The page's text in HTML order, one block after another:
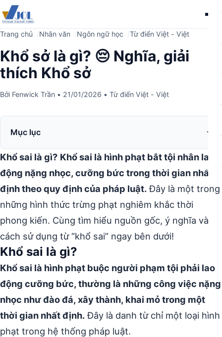
Trang chủ Nhân văn Ngôn ngữ học Từ điển Việt - Việt
Khổ sở là gì? 😔 Nghĩa, giải
thích Khổ sở
Bởi Fenwick Trần • 21/01/2026 • Từ điển Việt - Việt
Mục lục
Khổ sai là gì? Khổ sai là hình phạt bắt tội nhân lao
động nặng nhọc, cưỡng bức trong thời gian nhất
định theo quy định của pháp luật.Đây là một trong
những hình thức trừng phạt nghiêm khắc thời
phong kiến. Cùng tìm hiểu nguồn gốc, ý nghĩa và
cách sử dụng từ “khổ sai” ngay bên dưới!
Khổ sai là gì?
Khổ sai là hình phạt buộc người phạm tội phải lao
động cưỡng bức, thường là những công việc nặng
nhọc như đào đá, xây thành, khai mỏ trong một
thời gian nhất định.Đây là danh từ chỉ một loại hình
phạt trong hệ thống pháp luật.